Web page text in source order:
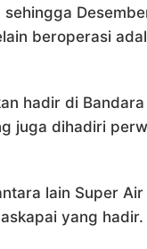
beroperasi
hadir di Bandara
juga dihadiri
lain Super Air
yang